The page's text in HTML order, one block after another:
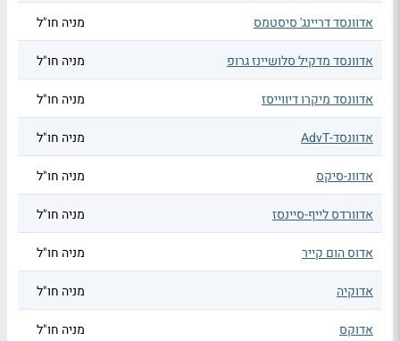
אדוונסד דריינג' סיסטמס מניה חו"ל
אדוונסד מדקיל סלושיינז גרופ מניה חו"ל
אדוונסד מיקרו דיווייסז מניה חו"ל
אדוונסד-AdvT מניה חו"ל
אדוונ-סיקס מניה חו"ל
אדוורדס לייף-סיינסז מניה חו"ל
אדוס הום קייר מניה חו"ל
אדוקיה מניה חו"ל
אדוקס מניה חו"ל